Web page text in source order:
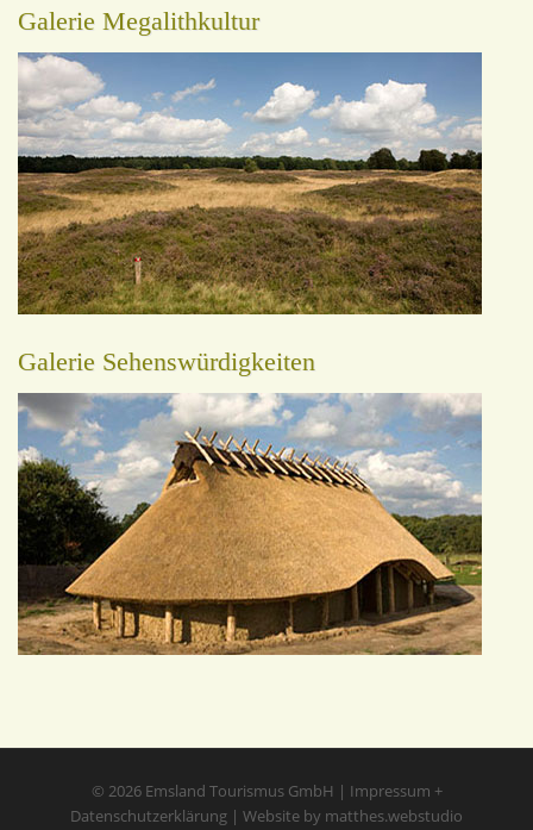
Galerie Megalithkultur
Galerie Sehenswürdigkeiten
© 2026 Emsland Tourismus GmbH | Impressum +
Datenschutzerklärung | Website by matthes.webstudio